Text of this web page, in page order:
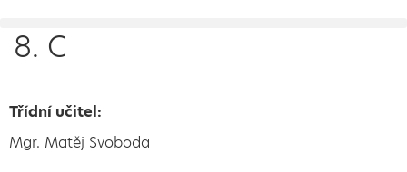
8. C
Třídní učitel:
Mgr. Matěj Svoboda